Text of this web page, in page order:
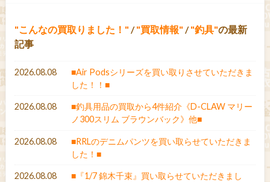
こんなの買取りました！ / 買取情報 / 釣具 の最新
記事
2026.08.08
■Air Podsシリーズを買い取りさせていただきま
した！！■
2026.08.08
■釣具用品の買取から4件紹介《D-CLAW マリー
ノ300スリム ブラウンバック》他■
2026.08.08
■RRLのデニムパンツを買い取らせていただきま
した！■
2026.08.08
■『1/7 錦木千束』買い取らせていただきまし